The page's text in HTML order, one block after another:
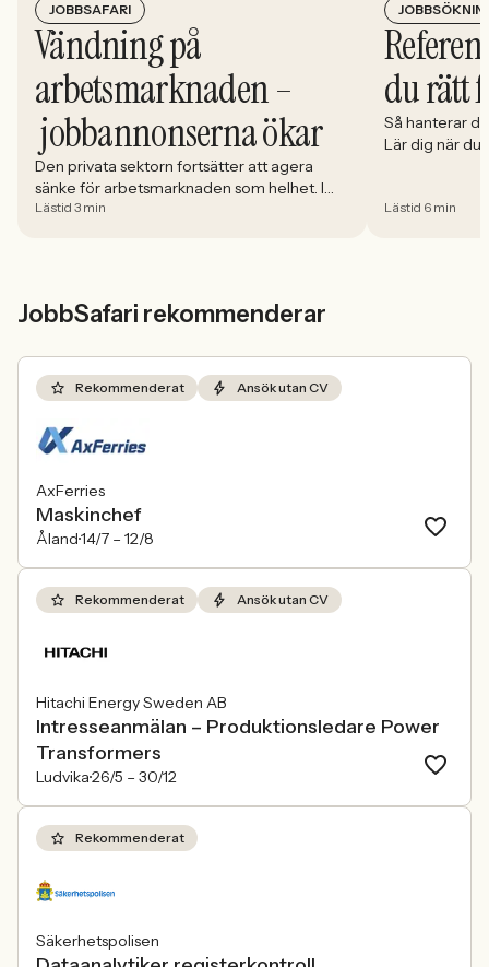
JOBBSAFARI
Vändning på
arbetsmarknaden –
jobbannonserna ökar
Den privata sektorn fortsätter att agera
sänke för arbetsmarknaden som helhet. I
april minskade antalet jobbannonser i
Lästid 3 min
du rätt
Så hanterar
Lär dig när du
Lästid 6 min
JobbSafari rekommenderar
Rekommenderat Ansök utan CV
AxFerries
Maskinchef
Åland14/7 – 12/8
Rekommenderat Ansök utan CV
Hitachi Energy Sweden AB
Intresseanmälan – Produktionsledare Power
Transformers
Ludvika26/5 – 30/12
Rekommenderat
Säkerhetspolisen